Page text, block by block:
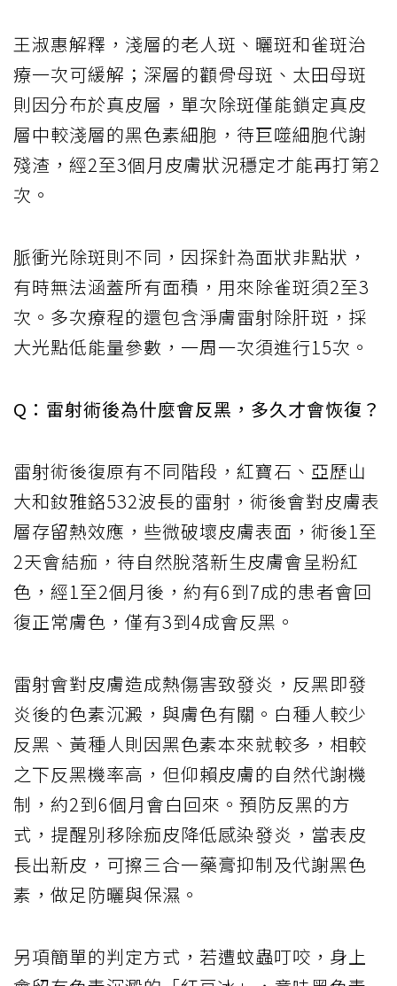
王淑惠解釋，淺層的老人斑、曬斑和雀斑治
療一次可緩解；深層的顴骨母斑、太田母斑
則因分布於真皮層，單次除斑僅能鎖定真皮
層中較淺層的黑色素細胞，待巨噬細胞代謝
殘渣，經2至3個月皮膚狀況穩定才能再打第2
次。
脈衝光除斑則不同，因探針為面狀非點狀，
有時無法涵蓋所有面積，用來除雀斑須2至3
次。多次療程的還包含淨膚雷射除肝斑，採
大光點低能量參數，一周一次須進行15次。
Q：雷射術後為什麼會反黑，多久才會恢復？
雷射術後復原有不同階段，紅寶石、亞歷山
大和釹雅鉻532波長的雷射，術後會對皮膚表
層存留熱效應，些微破壞皮膚表面，術後1至
2天會結痂，待自然脫落新生皮膚會呈粉紅
色，經1至2個月後，約有6到7成的患者會回
復正常膚色，僅有3到4成會反黑。
雷射會對皮膚造成熱傷害致發炎，反黑即發
炎後的色素沉澱，與膚色有關。白種人較少
反黑、黃種人則因黑色素本來就較多，相較
之下反黑機率高，但仰賴皮膚的自然代謝機
制，約2到6個月會白回來。預防反黑的方
式，提醒別移除痂皮降低感染發炎，當表皮
長出新皮，可擦三合一藥膏抑制及代謝黑色
素，做足防曬與保濕。
另項簡單的判定方式，若遭蚊蟲叮咬，身上